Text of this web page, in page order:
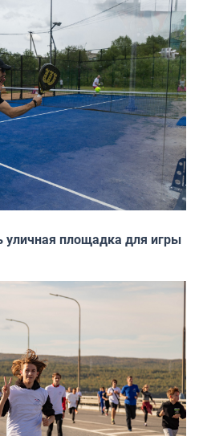
площадка для игры